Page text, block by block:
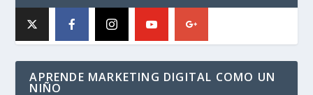
APRENDE MARKETING DIGITAL COMO UN
NIÑO